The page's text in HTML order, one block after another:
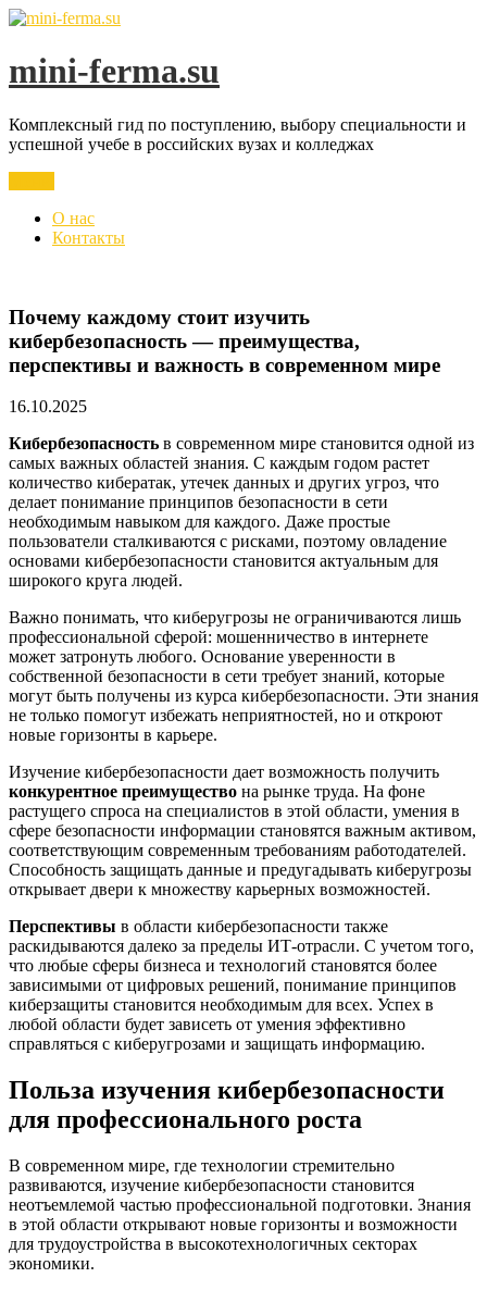
Перейти
содержимому
mini-ferma.su
Комплексный гид по поступлению, выбору специальности и
успешной учебе в российских вузах и колледжах
О нас
Контакты
Почему каждому стоит изучить
кибербезопасность — преимущества,
перспективы и важность в современном мире
16.10.2025
Кибербезопасность в современном мире становится одной из
самых важных областей знания. С каждым годом растет
количество кибератак, утечек данных и других угроз, что
делает понимание принципов безопасности в сети
необходимым навыком для каждого. Даже простые
пользователи сталкиваются с рисками, поэтому овладение
основами кибербезопасности становится актуальным для
широкого круга людей.
Важно понимать, что киберугрозы не ограничиваются лишь
профессиональной сферой: мошенничество в интернете
может затронуть любого. Основание уверенности в
собственной безопасности в сети требует знаний, которые
могут быть получены из курса кибербезопасности. Эти знания
не только помогут избежать неприятностей, но и откроют
новые горизонты в карьере.
Изучение кибербезопасности дает возможность получить
конкурентное преимущество на рынке труда. На фоне
растущего спроса на специалистов в этой области, умения в
сфере безопасности информации становятся важным активом,
соответствующим современным требованиям работодателей.
Способность защищать данные и предугадывать киберугрозы
открывает двери к множеству карьерных возможностей.
Перспективы в области кибербезопасности также
раскидываются далеко за пределы ИТ-отрасли. С учетом того,
что любые сферы бизнеса и технологий становятся более
зависимыми от цифровых решений, понимание принципов
киберзащиты становится необходимым для всех. Успех в
любой области будет зависеть от умения эффективно
справляться с киберугрозами и защищать информацию.
Польза изучения кибербезопасности
для профессионального роста
В современном мире, где технологии стремительно
развиваются, изучение кибербезопасности становится
неотъемлемой частью профессиональной подготовки. Знания
в этой области открывают новые горизонты и возможности
для трудоустройства в высокотехнологичных секторах
экономики.